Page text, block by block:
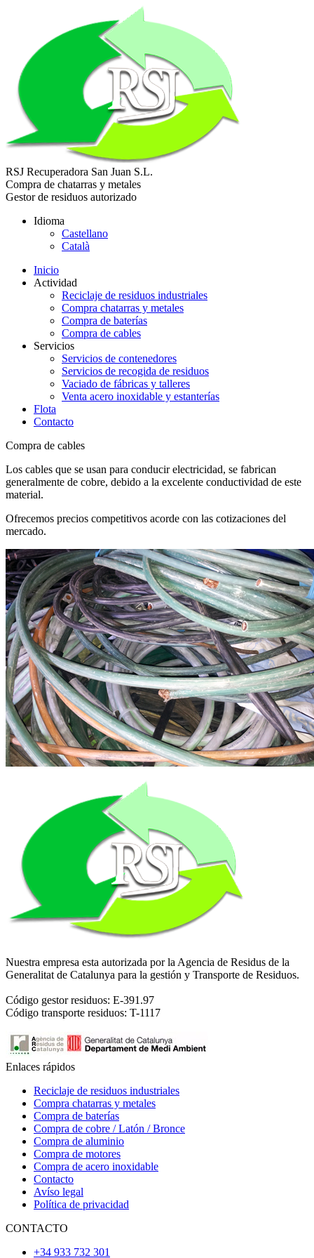
RSJ Recuperadora San Juan S.L.
Compra de chatarras y metales
Gestor de residuos autorizado
Idioma
Castellano
Català
Inicio
Actividad
Reciclaje de residuos industriales
Compra chatarras y metales
Compra de baterías
Compra de cables
Servicios
Servicios de contenedores
Servicios de recogida de residuos
Vaciado de fábricas y talleres
Venta acero inoxidable y estanterías
Flota
Contacto
Compra de cables
Los cables que se usan para conducir electricidad, se fabrican
generalmente de cobre, debido a la excelente conductividad de este
material.
Ofrecemos precios competitivos acorde con las cotizaciones del
mercado.
Nuestra empresa esta autorizada por la Agencia de Residus de la
Generalitat de Catalunya para la gestión y Transporte de Residuos.
Código gestor residuos: E-391.97
Código transporte residuos: T-1117
Enlaces rápidos
Reciclaje de residuos industriales
Compra chatarras y metales
Compra de baterías
Compra de cobre / Latón / Bronce
Compra de aluminio
Compra de motores
Compra de acero inoxidable
Contacto
Avíso legal
Política de privacidad
CONTACTO
+34 933 732 301